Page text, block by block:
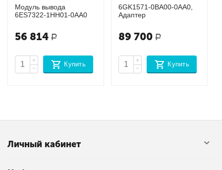
Модуль вывода
6ES7322-1HH01-0AA0
56 814 Р
+
−
Купить
6GK1571-0BA00-0AA0,
Адаптер
89 700 Р
+
−
Купить
Личный кабинет